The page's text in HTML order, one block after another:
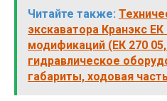
Читайте также:
экскаватора Кранэкс ЕК
модификаций (ЕК 270
гидравлическое
габариты, ходовая